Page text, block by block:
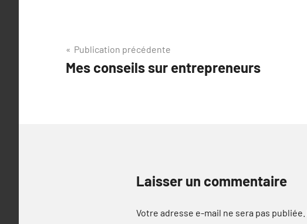
Navigation
de
Publication précédente
Mes conseils sur entrepreneurs
Laisser un commentaire
Votre adresse e-mail ne sera pas publiée.